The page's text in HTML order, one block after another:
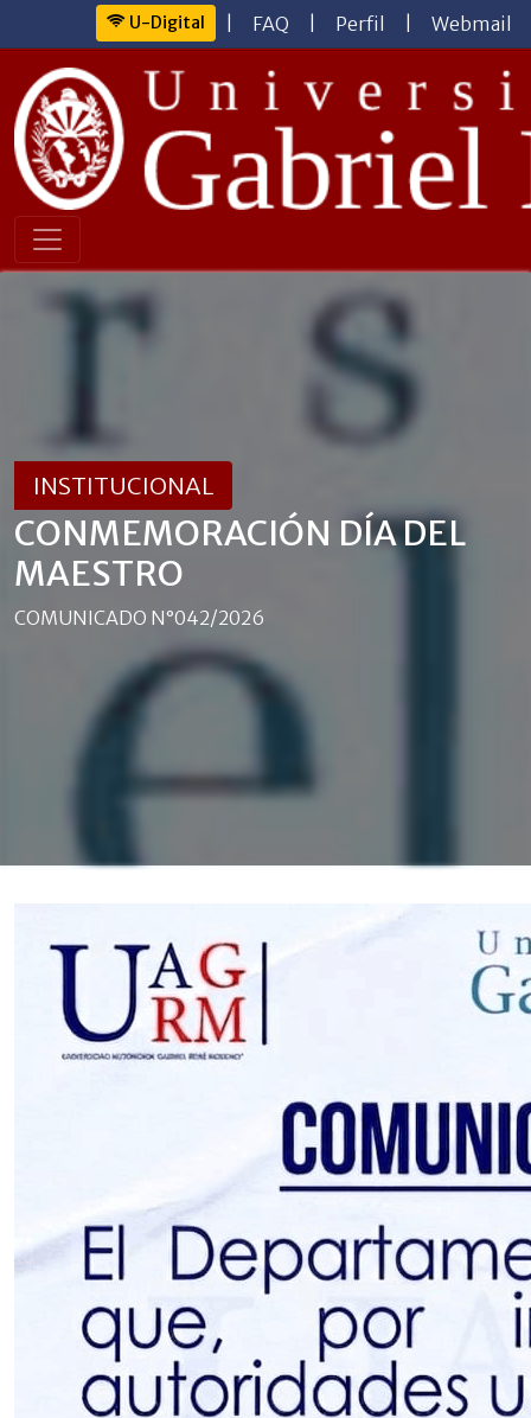
U-Digital FAQ Perfil Webmail
INSTITUCIONAL
CONMEMORACIÓN DÍA DEL
MAESTRO
COMUNICADO N°042/2026